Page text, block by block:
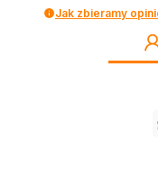
Jak zbieramy